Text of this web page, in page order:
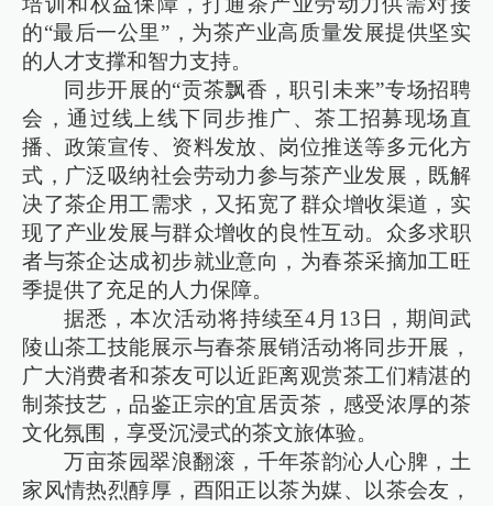
的“最后一公里”，为茶产业高质量发展提供坚实
的人才支撑和智力支持。
同步开展的“贡茶飘香，职引未来”专场招聘
会，通过线上线下同步推广、茶工招募现场直
播、政策宣传、资料发放、岗位推送等多元化方
式，广泛吸纳社会劳动力参与茶产业发展，既解
决了茶企用工需求，又拓宽了群众增收渠道，实
现了产业发展与群众增收的良性互动。众多求职
者与茶企达成初步就业意向，为春茶采摘加工旺
季提供了充足的人力保障。
据悉，本次活动将持续至4月13日，期间武
陵山茶工技能展示与春茶展销活动将同步开展，
广大消费者和茶友可以近距离观赏茶工们精湛的
制茶技艺，品鉴正宗的宜居贡茶，感受浓厚的茶
文化氛围，享受沉浸式的茶文旅体验。
万亩茶园翠浪翻滚，千年茶韵沁人心脾，土
家风情热烈醇厚，酉阳正以茶为媒、以茶会友，